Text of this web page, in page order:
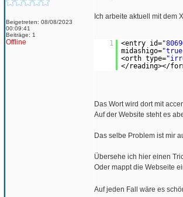
Beigetreten: 08/08/2023
00:09:41
Beiträge: 1
Offline
Ich arbeite aktuell mit dem
1 <entry id=
midashigo=
<orth type=
</reading></
Das Wort wird dort mit
Auf der Website steht es
Das selbe Problem ist mir
Übersehe ich hier einen
Oder mappt die Webseite
Auf jeden Fall wäre es